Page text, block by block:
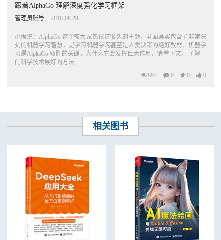
.................................................................. 140
22 人工智能vs 人类智能（阅读难度2星）
第五部分 人工智能应用谈
23 人工智能会取代艺术家的工作吗
.......................................................... 156
24 机器学习预测心理疾病
26 小数据机器学习
...................................................................................... 166
27 用深度学习玩图像的七重关卡
.......................................................................... 174
29 机器学习对战复杂系统
.......................................................................... 176
跟着AlphaGo 理解深度强化学习框架
管理员账号 2018-08-29
小编说：AlphaGo 这个被大家热议过很久的主题，里面其实包含了非常深
刻的机器学习智慧，是学习机器学习甚至是人类决策的绝好教材。机器学
习是AlphaGo 取胜的关键，为什么它会发挥巨大作用，请看下文。 了解一
门科学技术最好的方法...
897
0 0 0
相关图书